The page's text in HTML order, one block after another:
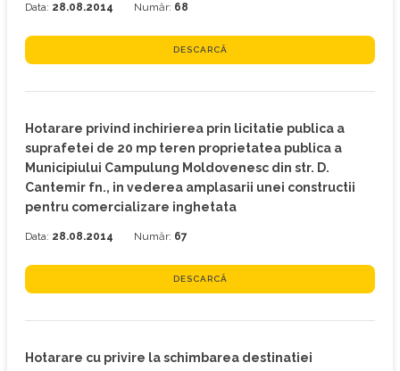
Data: 28.08.2014 Număr: 68
DESCARCĂ
Hotarare privind inchirierea prin licitatie publica a
suprafetei de 20 mp teren proprietatea publica a
Municipiului Campulung Moldovenesc din str. D.
Cantemir fn., in vederea amplasarii unei constructii
pentru comercializare inghetata
Data: 28.08.2014 Număr: 67
DESCARCĂ
Hotarare cu privire la schimbarea destinatiei